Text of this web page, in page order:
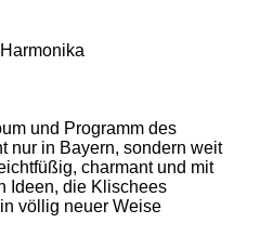
und Programm des
nur in Bayern, sondern weit
charmant und mit
Ideen, die Klischees
völlig neuer Weise